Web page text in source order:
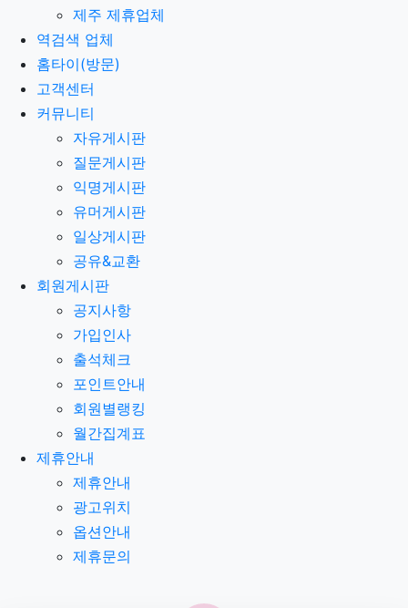
제주 제휴업체
역검색 업체
홈타이(방문)
고객센터
커뮤니티
자유게시판
질문게시판
익명게시판
유머게시판
일상게시판
공유&교환
회원게시판
공지사항
가입인사
출석체크
포인트안내
회원별랭킹
월간집계표
제휴안내
제휴안내
광고위치
옵션안내
제휴문의